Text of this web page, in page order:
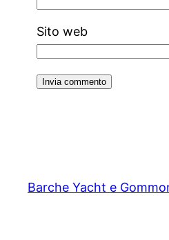
Sito web
Barche Yacht e